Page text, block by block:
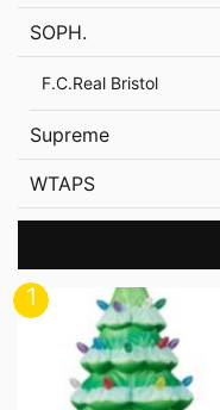
SOPH.
F.C.Real Bristol
Supreme
WTAPS